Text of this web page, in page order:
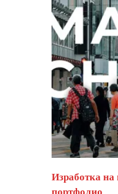
Изработка